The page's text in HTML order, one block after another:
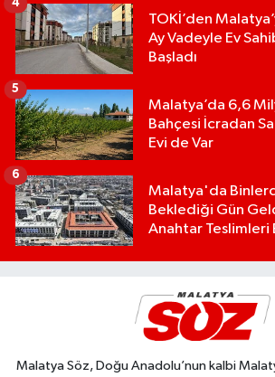
TOKİ’den
Ay Vadeyle Ev
Başladı
4
Malatya’da 6,6
Bahçesi İcradan
Evi de Var
5
Malatya'da
Beklediği Gün
Anahtar Teslimleri
6
Malatya Söz, Doğu Anadolu’nun kalbi